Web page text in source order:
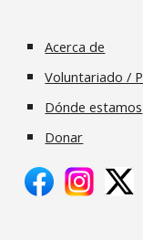
Acerca de
Voluntariado /
Dónde estamos
Donar